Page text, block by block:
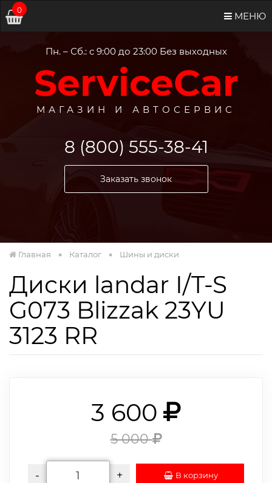
МЕНЮ
0
Пн. – Сб.: с 9:00 до 23:00 Без выходных
ServiceCar
МАГАЗИН И АВТОСЕРВИС
8 (800) 555-38-41
Заказать звонок
Главная Каталог Шины и диски
Диски landar I/T-S
G073 Blizzak 23YU
3123 RR
3 600
5 000
- + В корзину